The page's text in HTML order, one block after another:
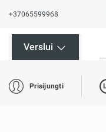
+37065599968
Verslui
Prisijungti